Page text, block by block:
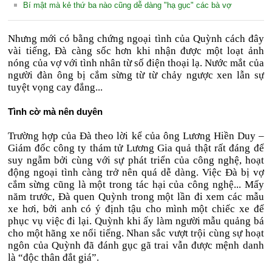
Bí mật mà kẻ thứ ba nào cũng dễ dàng "hạ gục" các bà vợ
Nhưng mới có bằng chứng ngoại tình của Quỳnh cách đây
vài tiếng, Đà càng sốc hơn khi nhận được một loạt ảnh
nóng của vợ với tình nhân từ số điện thoại lạ. Nước mắt của
người đàn ông bị cắm sừng từ từ chảy ngược xen lẫn sự
tuyệt vọng cay đắng...
Tình cờ mà nên duyên
Trường hợp của Đà theo lời kể của ông Lương Hiền Duy –
Giám đốc công ty thám tử Lương Gia quả thật rất đáng để
suy ngẫm bởi cùng với sự phát triển của công nghệ, hoạt
động ngoại tình càng trở nên quá dễ dàng. Việc Đà bị vợ
cắm sừng cũng là một trong tác hại của công nghệ... Mấy
năm trước, Đà quen Quỳnh trong một lần đi xem các mẫu
xe hơi, bởi anh có ý định tậu cho mình một chiếc xe để
phục vụ việc đi lại. Quỳnh khi ấy làm người mẫu quảng bá
cho một hãng xe nổi tiếng. Nhan sắc vượt trội cùng sự hoạt
ngôn của Quỳnh đã đánh gục gã trai vẫn được mệnh danh
là “độc thân đắt giá”.